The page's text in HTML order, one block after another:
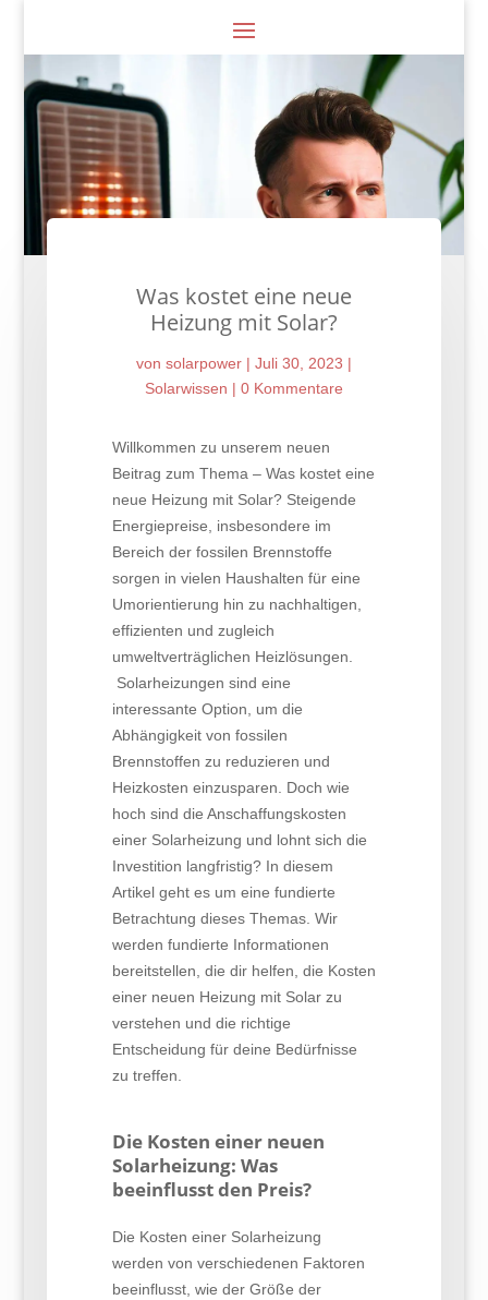
Was kostet eine neue
Heizung mit Solar?
von solarpower| Juli 30, 2023 |
Solarwissen | 0 Kommentare
Willkommen zu unserem neuen
Beitrag zum Thema – Was kostet eine
neue Heizung mit Solar? Steigende
Energiepreise, insbesondere im
Bereich der fossilen Brennstoffe
sorgen in vielen Haushalten für eine
Umorientierung hin zu nachhaltigen,
effizienten und zugleich
umweltverträglichen Heizlösungen.
Solarheizungen sind eine
interessante Option, um die
Abhängigkeit von fossilen
Brennstoffen zu reduzieren und
Heizkosten einzusparen. Doch wie
hoch sind die Anschaffungskosten
einer Solarheizung und lohnt sich die
Investition langfristig? In diesem
Artikel geht es um eine fundierte
Betrachtung dieses Themas. Wir
werden fundierte Informationen
bereitstellen, die dir helfen, die Kosten
einer neuen Heizung mit Solar zu
verstehen und die richtige
Entscheidung für deine Bedürfnisse
zu treffen.
Die Kosten einer neuen
Solarheizung: Was
beeinflusst den Preis?
Die Kosten einer Solarheizung
werden von verschiedenen Faktoren
beeinflusst, wie der Größe der